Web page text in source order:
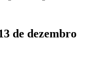
de dezembro